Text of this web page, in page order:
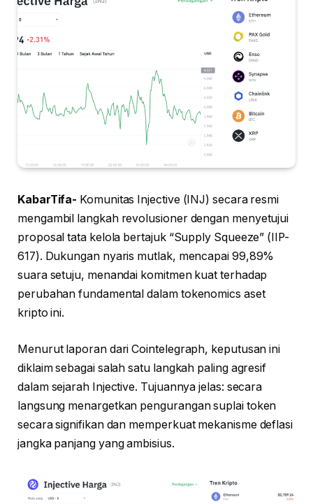
KabarTifa- Komunitas Injective (INJ) secara resmi
mengambil langkah revolusioner dengan menyetujui
proposal tata kelola bertajuk “Supply Squeeze” (IIP-
617). Dukungan nyaris mutlak, mencapai 99,89%
suara setuju, menandai komitmen kuat terhadap
perubahan fundamental dalam tokenomics aset
kripto ini.
Menurut laporan dari Cointelegraph, keputusan ini
diklaim sebagai salah satu langkah paling agresif
dalam sejarah Injective. Tujuannya jelas: secara
langsung menargetkan pengurangan suplai token
secara signifikan dan memperkuat mekanisme deflasi
jangka panjang yang ambisius.